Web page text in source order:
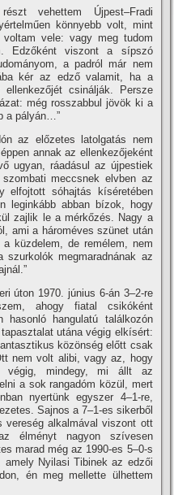
vehettem Újpest–Fradi
könnyebb volt, mint
vele: vagy meg tudom
Edzőként viszont a sí­pszó
a padról már nem
kér az edző valamit, ha a
csinálják. Persze
még rosszabbul jövök ki a
a pályán…”
az előzetes latolgatás nem
annak az ellenkezőjeként
ugyan, ráadásul az újpestiek
meccsnek elvben az
elfojtott sóhajtás kí­séretében
leginkább abban bí­zok, hogy
zajlik le a mérkőzés. Nagy a
ami a hároméves szünet után
küzdelem, de remélem, nem
megmaradnának az
úton 1970. június 6-án 3–2-re
ahogy fiatal csikóként
hasonló hangulatú találkozón
utána végig elkí­sért:
közönség előtt csak
nem volt alibi, vagy az, hogy
végig, mindegy, mi állt az
a sok rangadóm közül, mert
nyertünk egyszer 4–1-re,
Sajnos a 7–1-es sikerből
vereség alkalmával viszont ott
élményt nagyon szí­vesen
marad még az 1990-es 5–0-s
amely Nyilasi Tibinek az edzői
én meg mellette ülhettem